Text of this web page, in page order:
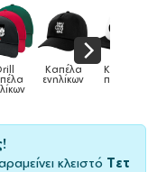
Καπέλα
ενηλίκων
Καπέλα
παιδικά
κλειστό Τετ